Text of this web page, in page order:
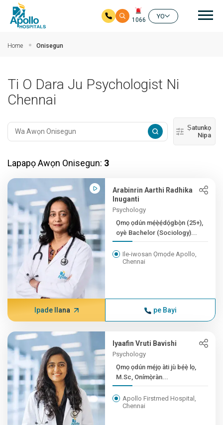
1066
YO
Home Onisegun
Ti O Dara Ju Psychologist Ni
Chennai
Ṣatunkọ
Nipa
Lapapọ Awọn Onisegun: 3
Arabinrin Aarthi Radhika
Inuganti
Psychology
Ọmọ ọdún mẹ́ẹ̀ẹ́dọ́gbọ̀n (25+),
oyè Bachelor (Sociology)...
Ile-iwosan Ọmọde Apollo,
Chennai
Ipade Ilana pe Bayi
Iyaafin Vruti Bavishi
Psychology
Ọmọ ọdún mẹ́jọ àti jù bẹ́ẹ̀ lọ,
M.Sc, Onímọ̀ràn...
Apollo Firstmed Hospital,
Chennai